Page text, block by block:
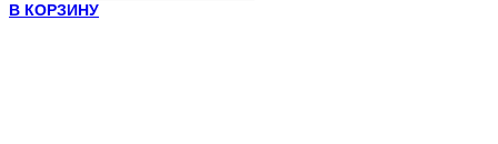
В КОРЗИНУ